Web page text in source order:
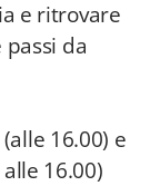
e ritrovare
da
(alle 16.00) e
16.00)